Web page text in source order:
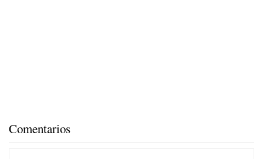
Comentarios